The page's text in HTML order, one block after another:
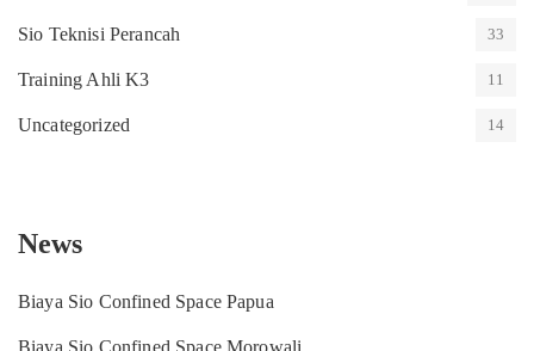
Sio Teknisi Perancah 33
Training Ahli K3 11
Uncategorized 14
News
Biaya Sio Confined Space Papua
Biaya Sio Confined Space Morowali